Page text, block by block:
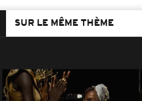
SUR LE MÊME THÈME